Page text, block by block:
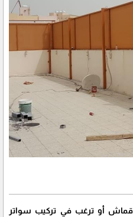
أو ترغب في تركيب سواتر